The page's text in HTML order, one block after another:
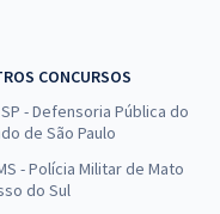
CONCURSOS
SP - Defensoria Pública do
de São Paulo
- Polícia Militar de Mato
do Sul